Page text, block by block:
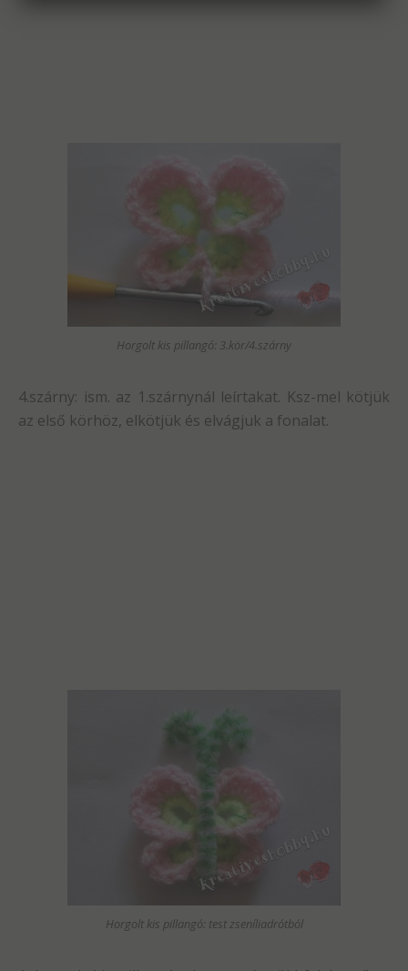
Horgolt kis pillangó: 3.kör/4.szárny
4.szárny: ism. az 1.szárnynál leírtakat. Ksz-mel kötjük
az első körhöz, elkötjük és elvágjuk a fonalat.
Horgolt kis pillangó: test zseníliadrótból